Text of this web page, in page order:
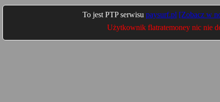
To jest PTP serwisu paysurf.pl [Zobacz w